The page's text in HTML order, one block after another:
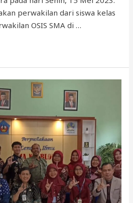
perwakilan dari siswa kelas
OSIS SMA di …